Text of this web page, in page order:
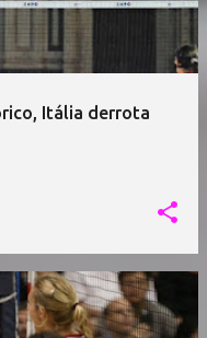
Itália derrota